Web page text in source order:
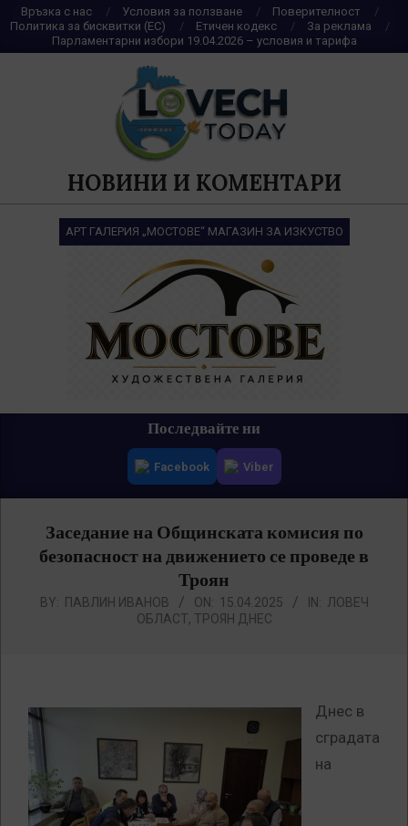
Skip
to
content
Връзка с нас Условия за ползване
Поверителност
Политика за бисквитки (ЕС)
Етичен кодекс
За реклама
Парламентарни избори 19.04.2026 – условия и тарифа
НОВИНИ И КОМЕНТАРИ
АРТ ГАЛЕРИЯ „МОСТОВЕ“ МАГАЗИН ЗА ИЗКУСТВО
Последвайте ни
Facebook Viber
Заседание на Общинската комисия по
безопасност на движението се проведе в
Троян
BY: ПАВЛИН ИВАНОВ ON: 15.04.2025 IN: ЛОВЕЧ
ОБЛАСТ, ТРОЯН ДНЕС
Днес в
сградата
на